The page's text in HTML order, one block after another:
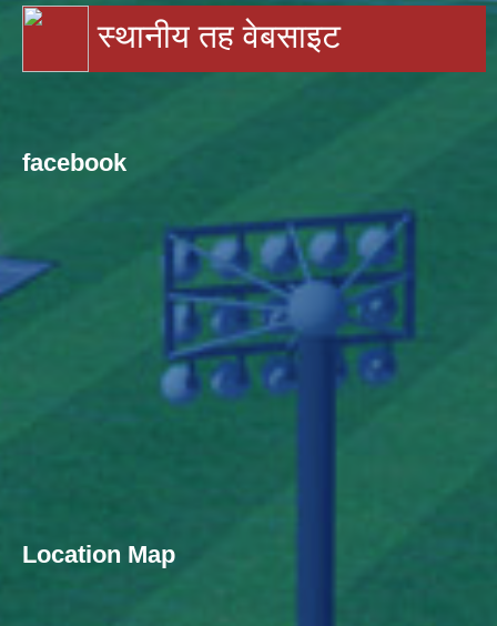
स्थानीय तह वेबसाइट
facebook
Location Map